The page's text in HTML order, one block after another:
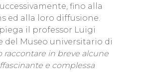
fino alla
ed alla loro diffusione.
il professor Luigi
del Museo universitario di
raccontare in breve alcune
e complessa